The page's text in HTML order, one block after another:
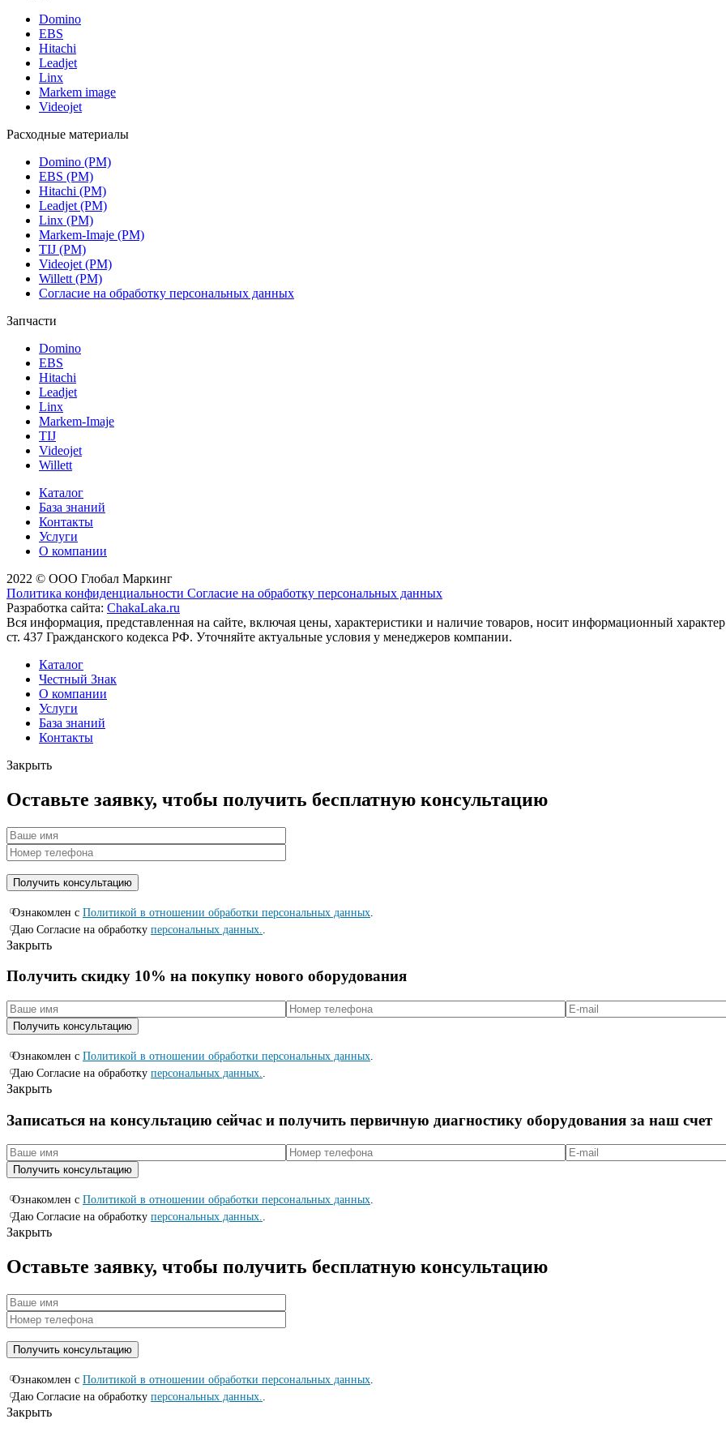
Domino
EBS
Hitachi
Leadjet
Linx
Markem image
Videojet
Расходные материалы
Domino (РМ)
EBS (РМ)
Hitachi (РМ)
Leadjet (РМ)
Linx (РМ)
Markem-Imaje (РМ)
TIJ (РМ)
Videojet (РМ)
Willett (РМ)
Согласие на обработку персональных данных
Запчасти
Domino
EBS
Hitachi
Leadjet
Linx
Markem-Imaje
TIJ
Videojet
Willett
Каталог
База знаний
Контакты
Услуги
О компании
2022 © ООО Глобал Маркинг
Политика конфиденциальности Согласие на обработку персональных данных
Разработка сайта: ChakaLaka.ru
Вся информация, представленная на сайте, включая цены, характеристики и наличие товаров, носит информационный
ст. 437 Гражданского кодекса РФ. Уточняйте актуальные условия у менеджеров компании.
Каталог
Честный Знак
О компании
Услуги
База знаний
Контакты
Закрыть
Оставьте заявку, чтобы получить бесплатную консультацию
Ознакомлен с Политикой в отношении обработки персональных данных
Даю Согласие на обработку персональных данных.
Закрыть
Получить скидку 10% на покупку нового оборудования
Ознакомлен с Политикой в отношении обработки персональных данных
Даю Согласие на обработку персональных данных.
Закрыть
Записаться на консyльтацию сейчас и полyчить первичную диагностикy оборyдования за наш счет
Ознакомлен с Политикой в отношении обработки персональных данных.
Даю Согласие на обработку персональных данных..
Закрыть
Оставьте заявку, чтобы получить бесплатную консультацию
Ознакомлен с Политикой в отношении обработки персональных данных.
Даю Согласие на обработку персональных данных..
Закрыть